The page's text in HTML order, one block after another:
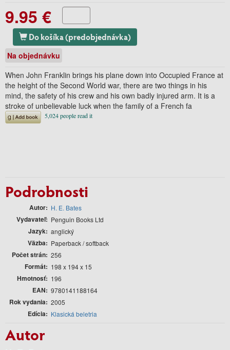
9.95 €
Do košíka (predobjednávka)
Na objednávku
When John Franklin brings his plane down into Occupied France at
the height of the Second World war, there are two things in his
mind, the safety of his crew and his own badly injured arm. It is a
stroke of unbelievable luck when the family of a French fa
Podrobnosti
Autor H. E. Bates
Vydavateľ Penguin Books Ltd
Jazyk anglický
Väzba Paperback / softback
Počet strán 256
Formát 198 x 194 x 15
Hmotnosť 196
EAN 9780141188164
Rok vydania 2005
Edícia Klasická beletria
Autor